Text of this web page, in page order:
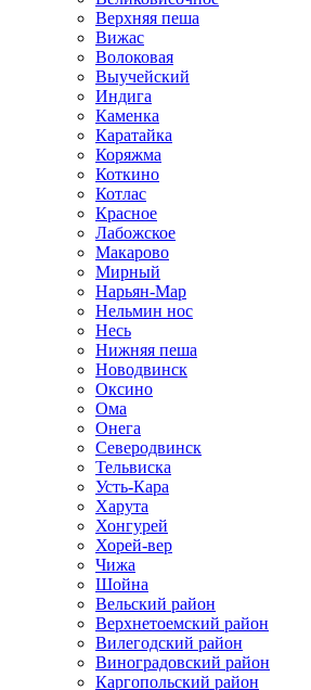
Верхняя пеша
Вижас
Волоковая
Выучейский
Индига
Каменка
Каратайка
Коряжма
Коткино
Котлас
Красное
Лабожское
Макарово
Мирный
Нарьян-Мар
Нельмин нос
Несь
Нижняя пеша
Новодвинск
Оксино
Ома
Онега
Северодвинск
Тельвиска
Усть-Кара
Харута
Хонгурей
Хорей-вер
Чижа
Шойна
Вельский район
Верхнетоемский район
Вилегодский район
Виноградовский район
Каргопольский район